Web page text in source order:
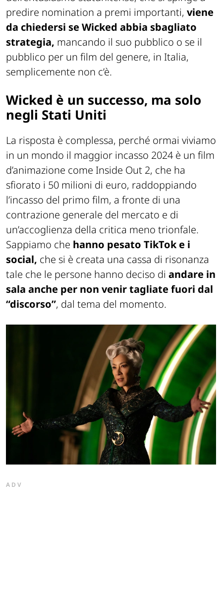
predire nomination a premi importanti, viene
da chiedersi se Wicked abbia sbagliato
strategia, mancando il suo pubblico o se il
pubblico per un film del genere, in Italia,
semplicemente non c’è.
Wicked è un successo, ma solo
negli Stati Uniti
La risposta è complessa, perché ormai viviamo
in un mondo il maggior incasso 2024 è un film
d’animazione come Inside Out 2, che ha
sfiorato i 50 milioni di euro, raddoppiando
l’incasso del primo film, a fronte di una
contrazione generale del mercato e di
un’accoglienza della critica meno trionfale.
Sappiamo che hanno pesato TikTok e i
social, che si è creata una cassa di risonanza
tale che le persone hanno deciso di andare in
sala anche per non venir tagliate fuori dal
“discorso”, dal tema del momento.
ADV